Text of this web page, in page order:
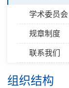
学术委员会
规章制度
联系我们
组织结构